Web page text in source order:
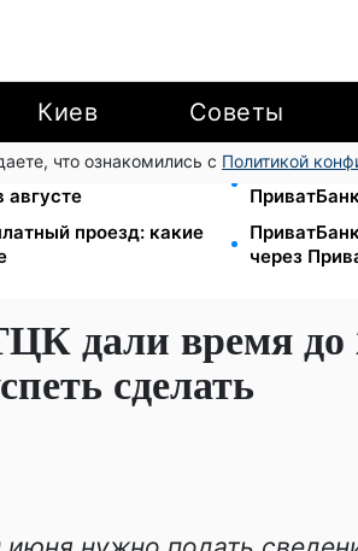
Киев Советы
что ознакомились с Политикой
куб, газ может
августе
проезд: какие
через
дали время до
сделать